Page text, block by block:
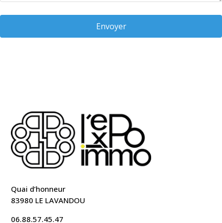
Envoyer
Quai d’honneur
83980 LE LAVANDOU
06.88.57.45.47